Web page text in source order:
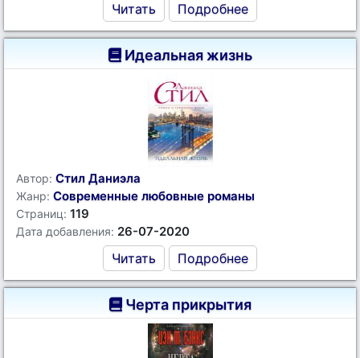
Читать Подробнее
Идеальная жизнь
Автор: Стил Даниэла
Жанр: Современные любовные романы
Страниц: 119
Дата добавления: 26-07-2020
Читать Подробнее
Черта прикрытия